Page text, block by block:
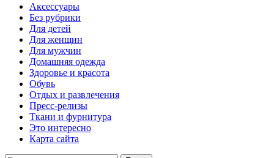
Основное
меню
Аксессуары
Без рубрики
Для детей
Для женщин
Для мужчин
Домашняя одежда
Здоровье и красота
Обувь
Отдых и развлечения
Пресс-релизы
Ткани и фурнитура
Это интересно
Карта сайта